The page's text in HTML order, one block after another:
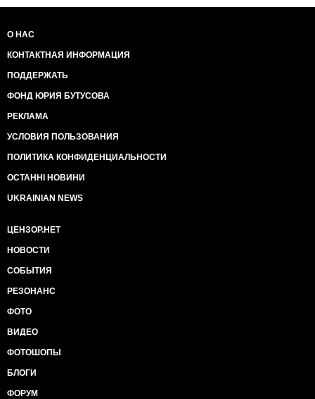
О НАС
КОНТАКТНАЯ ИНФОРМАЦИЯ
ПОДДЕРЖАТЬ
ФОНД ЮРИЯ БУТУСОВА
РЕКЛАМА
УСЛОВИЯ ПОЛЬЗОВАНИЯ
ПОЛИТИКА КОНФИДЕНЦИАЛЬНОСТИ
ОСТАННІ НОВИНИ
UKRAINIAN NEWS
ЦЕНЗОР.НЕТ
НОВОСТИ
СОБЫТИЯ
РЕЗОНАНС
ФОТО
ВИДЕО
ФОТОШОПЫ
БЛОГИ
ФОРУМ